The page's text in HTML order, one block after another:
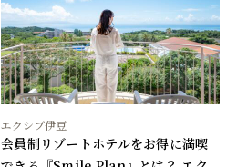
エクシブ伊豆
会員制リゾートホテルをお得に満喫